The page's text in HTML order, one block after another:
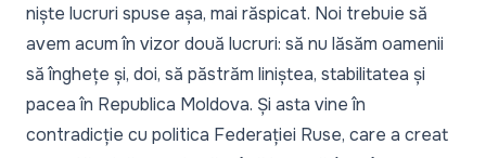
niște lucruri spuse așa, mai răspicat. Noi trebuie să
avem acum în vizor două lucruri: să nu lăsăm oamenii
să înghețe și, doi, să păstrăm liniștea, stabilitatea și
pacea în Republica Moldova. Și asta vine în
contradicție cu politica Federației Ruse, care a creat